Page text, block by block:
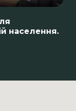
населення.